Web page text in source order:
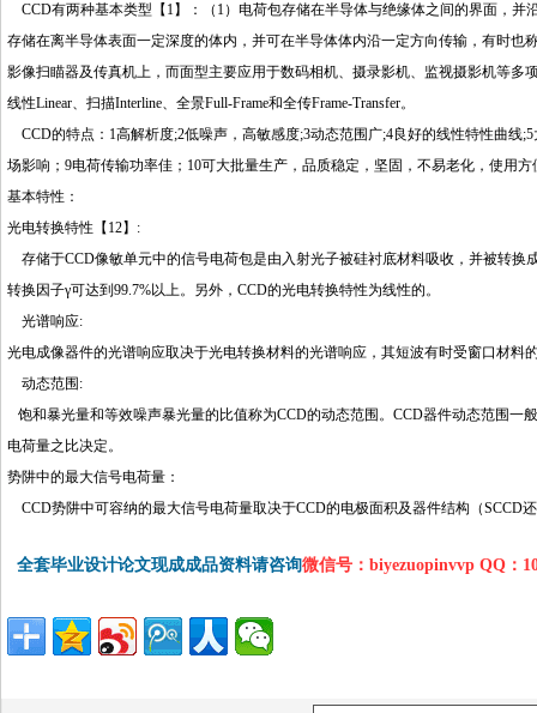
CCD有两种基本类型【1】：（1）电荷包存储在半导体与绝缘体之间的界面，并
存储在离半导体表面一定深度的体内，并可在半导体体内沿一定方向传输，有时也
影像扫瞄器及传真机上，而面型主要应用于数码相机、摄录影机、监视摄影机等
线性Linear、扫描Interline、全景Full-Frame和全传Frame-Transfer。
CCD的特点：1高解析度;2低噪声，高敏感度;3动态范围广;4良好的线性特性曲线
场影响；9电荷传输功率佳；10可大批量生产，品质稳定，坚固，不易老化，使用方
基本特性：
光电转换特性【12】:
存储于CCD像敏单元中的信号电荷包是由入射光子被硅衬底材料吸收，并被转
转换因子γ可达到99.7%以上。另外，CCD的光电转换特性为线性的。
光谱响应:
光电成像器件的光谱响应取决于光电转换材料的光谱响应，其短波有时受窗口材料
动态范围:
饱和暴光量和等效噪声暴光量的比值称为CCD的动态范围。CCD器件动态范围一
电荷量之比决定。
势阱中的最大信号电荷量：
CCD势阱中可容纳的最大信号电荷量取决于CCD的电极面积及器件结构（SCCD
全套毕业设计论文现成成品资料请咨询微信号：biyezuopinvvp QQ